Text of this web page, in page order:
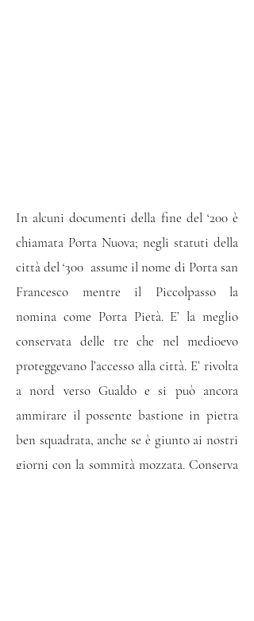
In alcuni documenti della fine del ‘200 è
chiamata Porta Nuova; negli statuti della
città del ‘300 assume il nome di Porta san
Francesco mentre il Piccolpasso la
nomina come Porta Pietà. E’ la meglio
conservata delle tre che nel medioevo
proteggevano l’accesso alla città. E’ rivolta
a nord verso Gualdo e si può ancora
ammirare il possente bastione in pietra
ben squadrata, anche se è giunto ai nostri
giorni con la sommità mozzata. Conserva